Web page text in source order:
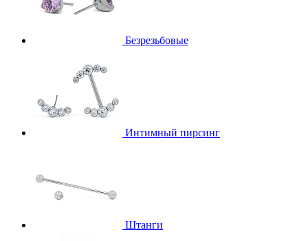
Безрезьбовые
Интимный пирсинг
Штанги